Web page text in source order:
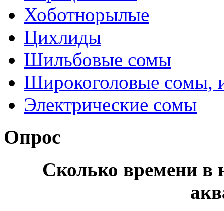
Хоботнорылые
Цихлиды
Шильбовые сомы
Широкоголовые сомы,
Электрические сомы
Опрос
Сколько времени в